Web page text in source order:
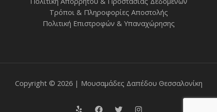
Τρόποι & Πληροφορίες Αποστολής
Πολιτική Επιστροφών & Υπαναχώρησης
Copyright © 2026 | Μουσαμάδες Δαπέδου Θεσσαλονίκη